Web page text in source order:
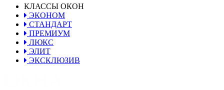
КЛАССЫ ОКОН
ЭКОНОМ
СТАНДАРТ
ПРЕМИУМ
ЛЮКС
ЭЛИТ
ЭКСКЛЮЗИВ